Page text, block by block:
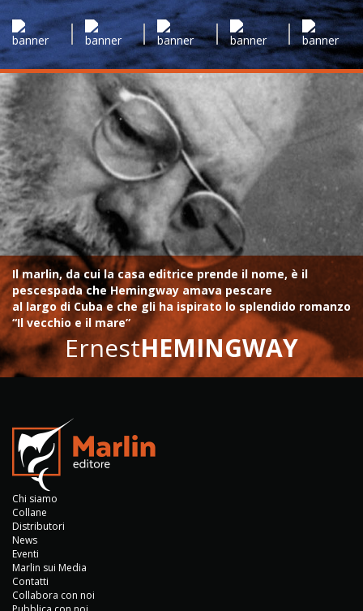
Il marlin, da cui la casa editrice prende il nome, è il
pescespada che Hemingway amava pescare
al largo di Cuba e che gli ha ispirato lo splendido romanzo
“Il vecchio e il mare”
ErnestHEMINGWAY
Chi siamo
Collane
Distributori
News
Eventi
Marlin sui Media
Contatti
Collabora con noi